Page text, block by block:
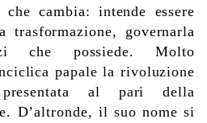
cambia: intende essere
trasformazione, governarla
che possiede. Molto
papale la rivoluzione
al pari della
D’altronde, il suo nome si